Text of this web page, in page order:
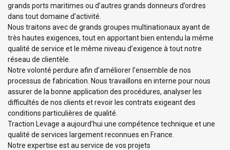
grands ports maritimes ou d’autres grands donneurs d’ordres
dans tout domaine d’activité.
Nous traitons avec de grands groupes multinationaux ayant de
très hautes exigences, tout en apportant bien entendu la même
qualité de service et le même niveau d’exigence à tout notre
réseau de clientèle.
Notre volonté perdure afin d’améliorer l’ensemble de nos
processus de fabrication. Nous travaillons en interne pour nous
assurer de la bonne application des procédures, analyser les
difficultés de nos clients et revoir les contrats exigeant des
conditions particulières de qualité.
Traction Levage a aujourd’hui une compétence technique et une
qualité de services largement reconnues en France.
Notre expertise est au service de vos projets